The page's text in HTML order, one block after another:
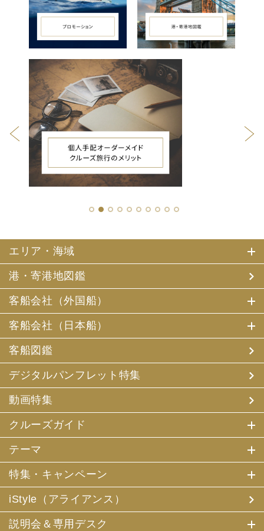
1 2 3 4 5 6 7 8 9 10
エリア・海域
港・寄港地図鑑
客船会社（外国船）
客船会社（日本船）
客船図鑑
デジタルパンフレット特集
動画特集
クルーズガイド
テーマ
特集・キャンペーン
iStyle（アライアンス）
説明会＆専用デスク